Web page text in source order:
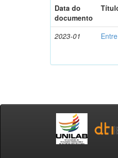
Data do
documento
2023-01